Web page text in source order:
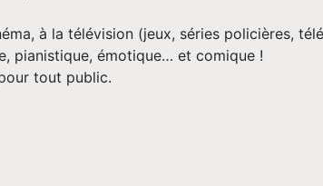
à la télévision (jeux, séries policières,
pianistique, émotique… et comique !
tout public.